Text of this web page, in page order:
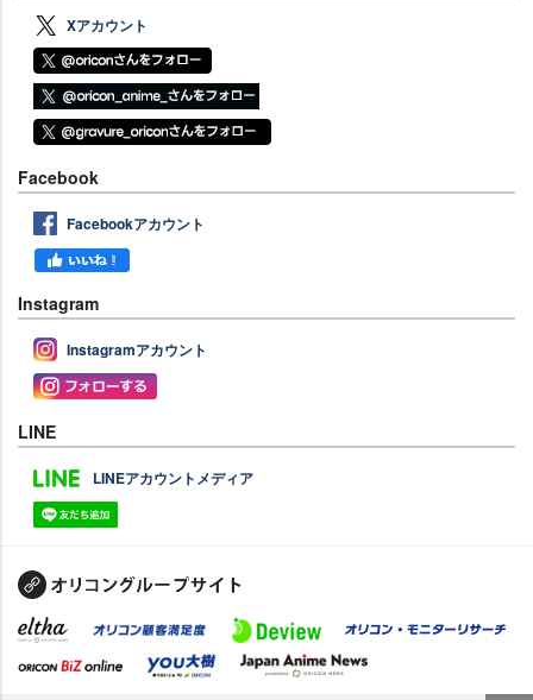
Xアカウント
Facebook
Facebookアカウント
Instagram
Instagramアカウント
LINE
LINEアカウントメディア